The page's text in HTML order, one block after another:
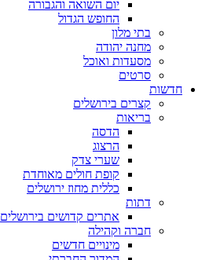
יום השואה והגבורה
החופש הגדול
בתי מלון
מחנה יהודה
מסעדות ואוכל
סרטים
חדשות
קצרים בירושלים
בריאות
הדסה
הרצוג
שערי צדק
קופת חולים מאוחדת
כללית מחוז ירושלים
דתות
אתרים קדושים בירושלים
חברה וקהילה
מינויים חדשים